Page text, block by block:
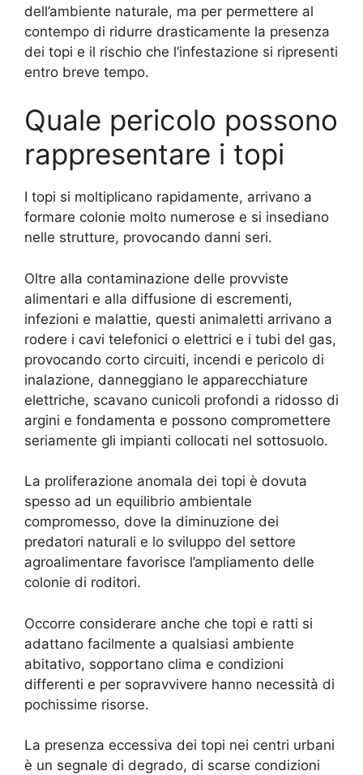
dell’ambiente naturale, ma per permettere al
contempo di ridurre drasticamente la presenza
dei topi e il rischio che l’infestazione si ripresenti
entro breve tempo.
Quale pericolo possono
rappresentare i topi
I topi si moltiplicano rapidamente, arrivano a
formare colonie molto numerose e si insediano
nelle strutture, provocando danni seri.
Oltre alla contaminazione delle provviste
alimentari e alla diffusione di escrementi,
infezioni e malattie, questi animaletti arrivano a
rodere i cavi telefonici o elettrici e i tubi del gas,
provocando corto circuiti, incendi e pericolo di
inalazione, danneggiano le apparecchiature
elettriche, scavano cunicoli profondi a ridosso di
argini e fondamenta e possono compromettere
seriamente gli impianti collocati nel sottosuolo.
La proliferazione anomala dei topi è dovuta
spesso ad un equilibrio ambientale
compromesso, dove la diminuzione dei
predatori naturali e lo sviluppo del settore
agroalimentare favorisce l’ampliamento delle
colonie di roditori.
Occorre considerare anche che topi e ratti si
adattano facilmente a qualsiasi ambiente
abitativo, sopportano clima e condizioni
differenti e per sopravvivere hanno necessità di
pochissime risorse.
La presenza eccessiva dei topi nei centri urbani
è un segnale di degrado, di scarse condizioni